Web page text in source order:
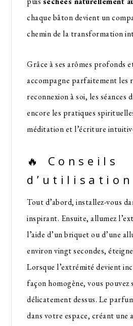
chaque bâton devient un
chemin de la transformation
Grâce à ses arômes profonds
accompagne parfaitement les
reconnexion à soi, les séances
encore les pratiques
méditation et l’écriture
🔥 Conseils
Tout d’abord, installez-vous
inspirant. Ensuite, allumez
l’aide d’un briquet ou d’une
environ vingt secondes,
Lorsque l’extrémité devient
façon homogène, vous
délicatement dessus. Le
dans votre espace, créant une